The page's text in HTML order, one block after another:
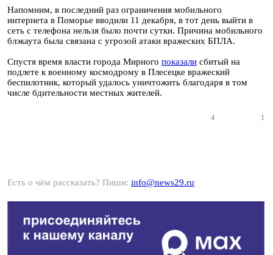
Напомним, в последний раз ограничения мобильного
интернета в Поморье вводили 11 декабря, в тот день выйти в
сеть с телефона нельзя было почти сутки. Причина мобильного
блэкаута была связана с угрозой атаки вражеских БПЛА.
Спустя время власти города Мирного показали сбитый на
подлете к военному космодрому в Плесецке вражеский
беспилотник, который удалось уничтожить благодаря в том
числе бдительности местных жителей.
4 1
Есть о чём рассказать? Пиши: info@news29.ru